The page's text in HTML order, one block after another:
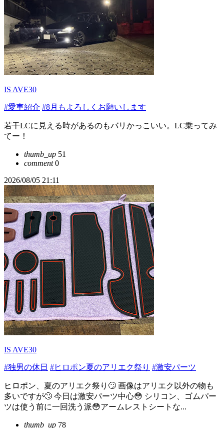
IS AVE30
#愛車紹介 #8月もよろしくお願いします
若干LCに見える時があるのもバリかっこいい。LC乗ってみ
てー！
thumb_up 51
comment0
2026/08/05 21:11
IS AVE30
#独男の休日 #ヒロポン夏のアリエク祭り #激安パーツ
ヒロポン、夏のアリエク祭り🙄 画像はアリエク以外の物も
多いですが🙄 今日は激安パーツ中心😳 シリコン、ゴムパー
ツは使う前に一回洗う派😳アームレストシートな...
thumb_up 78